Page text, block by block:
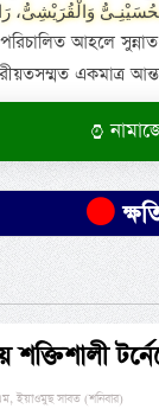
وَالْقُرَيْشِىُّ،
আহলে
একমাত্র
শক্তিশালী
ইয়াওমুছ সাবত (শনিবার)